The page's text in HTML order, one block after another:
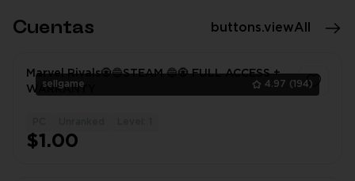
Cuentas buttons.viewAll
sellgame 4.97 (194)
Marvel Rivals🧿🔵STEAM 🔵🧿 FULL ACCESS +
WARRANTY
$1.00